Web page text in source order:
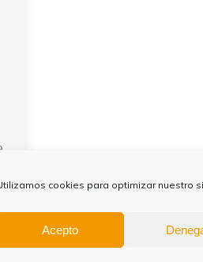
cookies para optimizar nuestro
Acepto